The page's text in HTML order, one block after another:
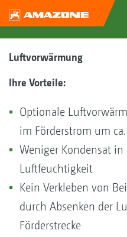
Luftvorwärmung
Ihre Vorteile:
Optionale
im Förderstrom um ca.
Weniger Kondensat in
Luftfeuchtigkeit
Kein Verkleben von
durch Absenken der
Förderstrecke